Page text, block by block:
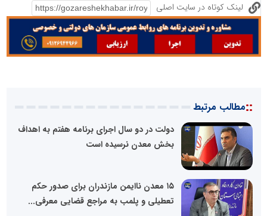
لینک کوتاه در سایت اصلی
::مطالب مرتبط
دولت در دو سال اجرای برنامه هفتم به اهداف
بخش معدن نرسیده است
۱۵ معدن ناایمن مازندران برای صدور حکم
تعطیلی و پلمب به مراجع قضایی معرفی...